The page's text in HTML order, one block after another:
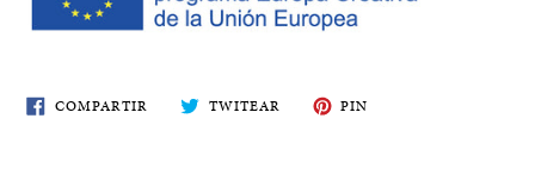
COMPARTIR COMPARTE
EN
TWITEAR TWITEA
EN
PIN